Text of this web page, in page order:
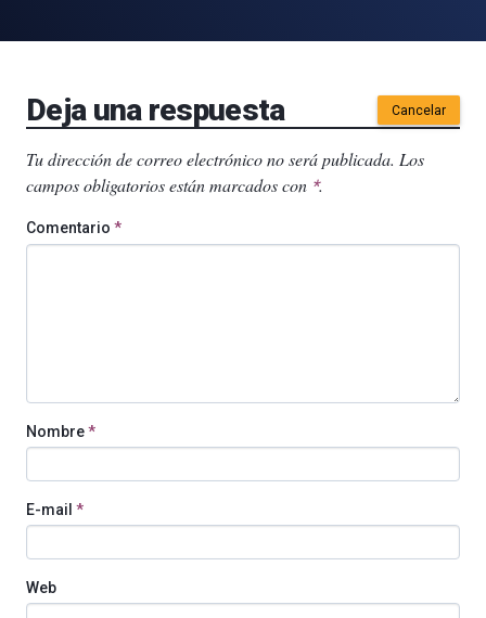
Deja una respuesta Cancelar
Tu dirección de correo electrónico no será publicada. Los
campos obligatorios están marcados con *.
Comentario *
Nombre*
E-mail *
Web